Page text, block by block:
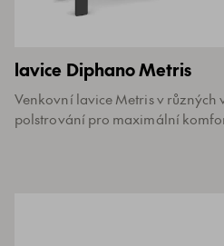
lavice Diphano Metris
Venkovní lavice Metris v různých
polstrování pro maximální